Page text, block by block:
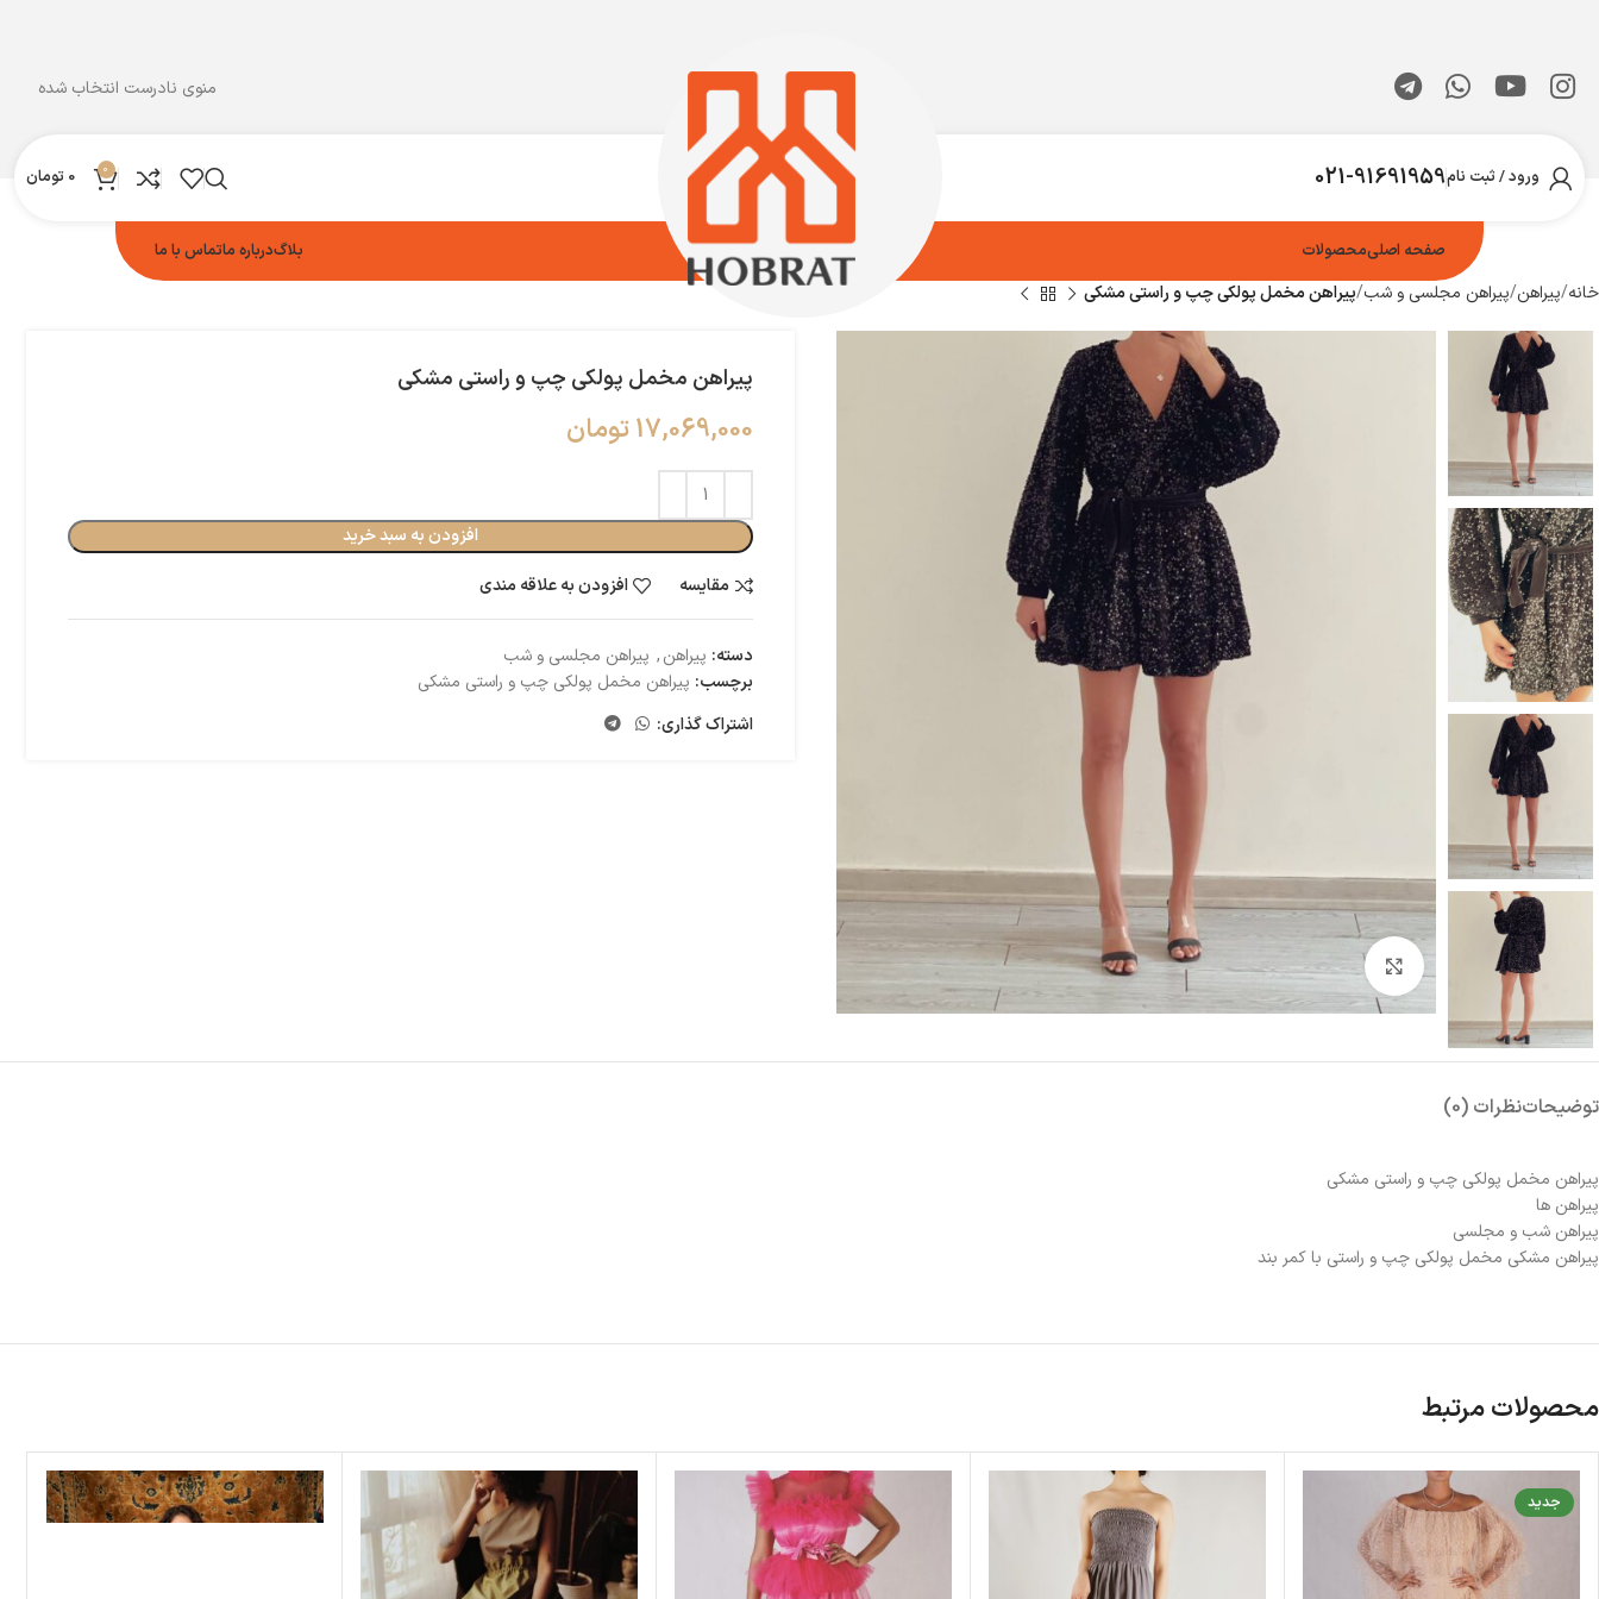
منوی نادرست انتخاب شده
ورود / ثبت نام021-91691959
0
0 تومان
صفحه اصلیمحصولات بلاگدرباره ماتماس با ما
خانه پیراهن پیراهن مجلسی و شب پیراهن مخمل پولکی چپ و راستی مشکی
بزرگنمایی تصویر
پیراهن مخمل پولکی چپ و راستی مشکی
17,069,000تومان
افزودن به سبد خرید
مقایسه
افزودن به علاقه مندی
دسته: پیراهن, پیراهن مجلسی و شب
برچسب: پیراهن مخمل پولکی چپ و راستی مشکی
اشتراک گذاری:
توضیحاتنظرات (0)
پیراهن مخمل پولکی چپ و راستی مشکی
پیراهن ها
پیراهن شب و مجلسی
پیراهن مشکی مخمل پولکی چپ و راستی با کمر بند
محصولات مرتبط
جدید